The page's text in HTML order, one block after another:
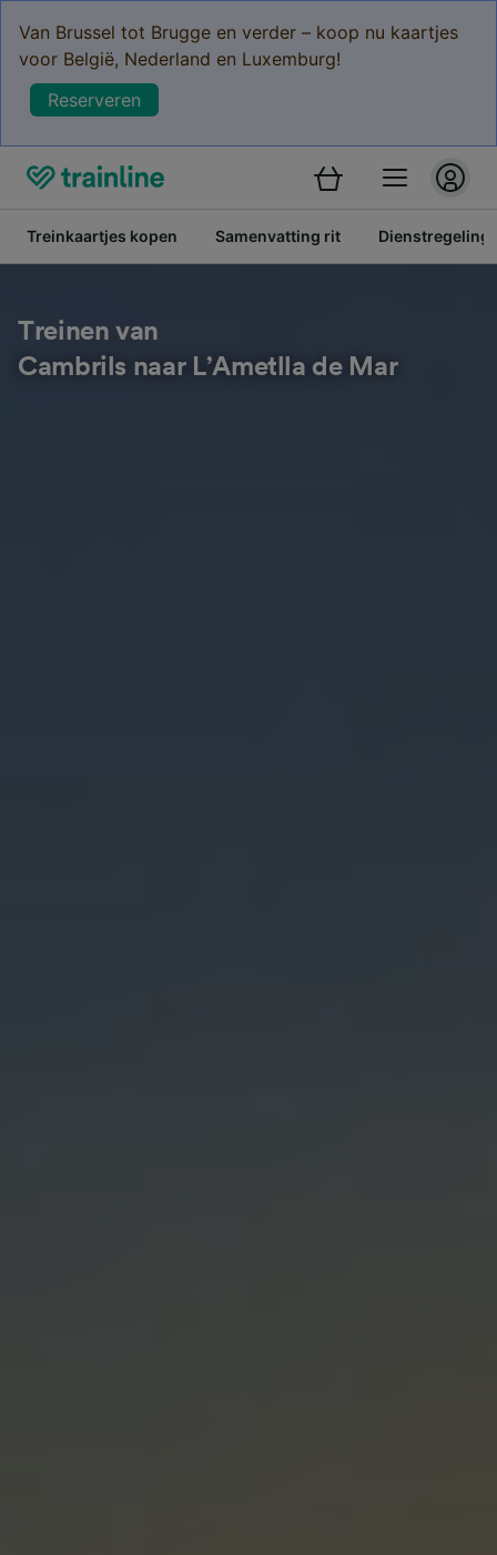
Van Brussel tot Brugge en verder – koop nu kaartjes
voor België, Nederland en Luxemburg!
Reserveren
Treinkaartjes kopen Samenvatting rit Dienstregeling
Treinen van
Cambrils naar L’Ametlla de Mar